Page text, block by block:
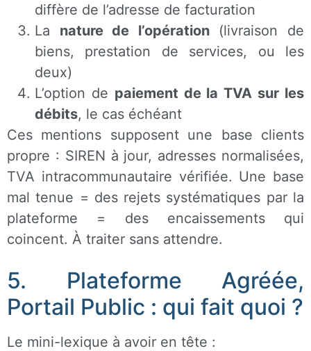
diffère de l’adresse de facturation
La nature de l’opération(livraison de
biens, prestation de services, ou les
deux)
L’option de paiement de la TVA sur les
débits, le cas échéant
Ces mentions supposent une base clients
propre : SIREN à jour, adresses normalisées,
TVA intracommunautaire vérifiée. Une base
mal tenue = des rejets systématiques par la
plateforme = des encaissements qui
coincent. À traiter sans attendre.
5. Plateforme Agréée,
Portail Public : qui fait quoi ?
Le mini-lexique à avoir en tête :